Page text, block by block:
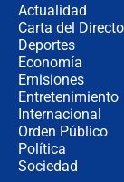
Actualidad
Carta del
Deportes
Economía
Emisiones
Entretenimiento
Internacional
Orden Público
Política
Sociedad